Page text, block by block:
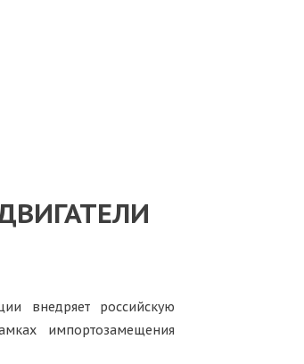
внедряет российскую
импортозамещения